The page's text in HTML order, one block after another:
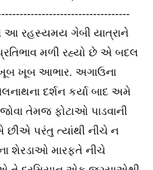
આ રહસ્યમય ગેબી યાત્રાને
મળી રહ્યો છે એ બદલ
ખૂબ ખૂબ આભાર. અગાઉના
દર્શન કર્યા બાદ અમે
તેમજ ફોટાઓ પાડવાની
પરંતુ ત્યાંથી નીચે ન
શેરડાઓ મારફતે નીચે